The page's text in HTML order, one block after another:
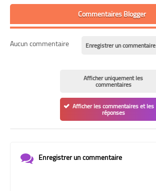
Commentaires Blogger
Aucun commentaire Enregistrer un commentaire
Afficher uniquement les
commentaires
Afficher les commentaires et les
réponses
Enregistrer un commentaire